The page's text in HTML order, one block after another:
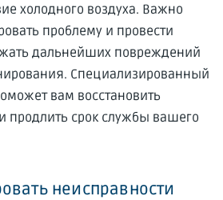
холодного воздуха. Важно
проблему и провести
дальнейших повреждений
Специализированный
вам восстановить
продлить срок службы вашего
неисправности